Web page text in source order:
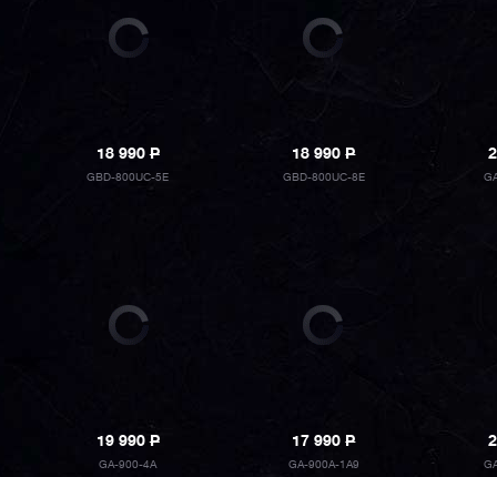
18 990P
GBD-800UC-5E
18 990P
GBD-800UC-8E
19 990P
GA-900-4A
17 990P
GA-900A-1A9